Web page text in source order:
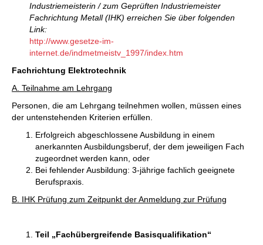
Industriemeisterin / zum Geprüften Industriemeister
Fachrichtung Metall (IHK) erreichen Sie über folgenden
Link:
http://www.gesetze-im-
internet.de/indmetmeistv_1997/index.htm
Fachrichtung Elektrotechnik
A. Teilnahme am Lehrgang
Personen, die am Lehrgang teilnehmen wollen, müssen eines
der untenstehenden Kriterien erfüllen.
Erfolgreich abgeschlossene Ausbildung in einem
anerkannten Ausbildungsberuf, der dem jeweiligen Fach
zugeordnet werden kann, oder
Bei fehlender Ausbildung: 3-jährige fachlich geeignete
Berufspraxis.
B. IHK Prüfung zum Zeitpunkt der Anmeldung zur Prüfung
Teil „Fachübergreifende Basisqualifikation“